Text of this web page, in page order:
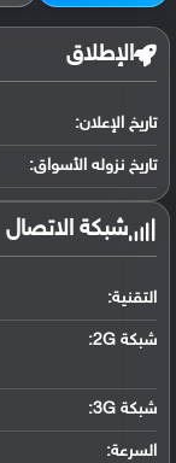
الإطلاق
تاريخ الإعلان:
تاريخ نزوله الأسواق:
شبكة الاتصال
التقنية:
شبكة 2G:
شبكة 3G :
السرعة: